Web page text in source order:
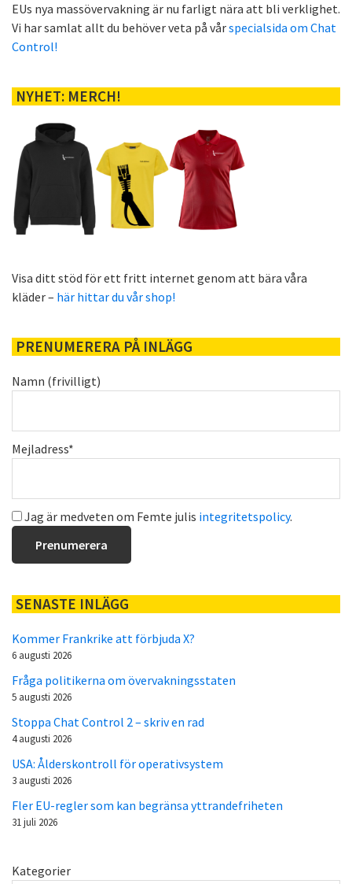
EUs nya massövervakning är nu farligt nära att bli verklighet.
Vi har samlat allt du behöver veta på vårspecialsida om Chat
Control!
NYHET: MERCH!
Visa ditt stöd för ett fritt internet genom att bära våra
kläder – här hittar du vår shop!
PRENUMERERA PÅ INLÄGG
Namn (frivilligt)
Mejladress*
Jag är medveten om Femte julis integritetspolicy.
SENASTE INLÄGG
Kommer Frankrike att förbjuda X?
6 augusti 2026
Fråga politikerna om övervakningsstaten
5 augusti 2026
Stoppa Chat Control 2 – skriv en rad
4 augusti 2026
USA: Ålderskontroll för operativsystem
3 augusti 2026
Fler EU-regler som kan begränsa yttrandefriheten
31 juli 2026
Kategorier